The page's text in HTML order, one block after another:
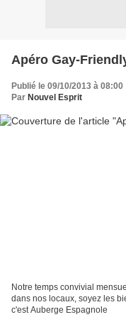
Apéro Gay-
Publié le 09/10/2013 à 08:00
Par Nouvel Esprit
Notre temps convivial
dans nos locaux, soyez les
c'est Auberge Espagnole